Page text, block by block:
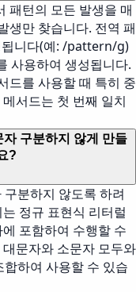
패턴의 모든 발생을 매
생만 찾습니다. 전역 패
됩니다(예: /pattern/g)
사용하여 생성됩니다.
드를 사용할 때 특히 중
서드는 첫 번째 일치
구분하지 않게 만들
?
분하지 않도록 하려
정규 표현식 리터럴
포함하여 수행할 수
문자와 소문자 모두와
하여 사용할 수 있습